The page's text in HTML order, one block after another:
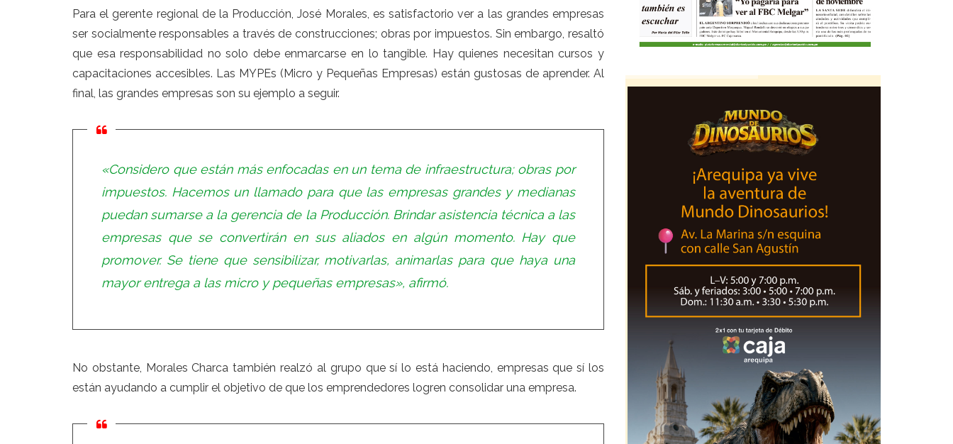
Para el gerente regional de la Producción, José Morales, es satisfactorio ver a las grandes empresas
ser socialmente responsables a través de construcciones; obras por impuestos. Sin embargo, resaltó
que esa responsabilidad no solo debe enmarcarse en lo tangible. Hay quienes necesitan cursos y
capacitaciones accesibles. Las MYPEs (Micro y Pequeñas Empresas) están gustosas de aprender. Al
final, las grandes empresas son su ejemplo a seguir.
«Considero que están más enfocadas en un tema de infraestructura; obras por
impuestos. Hacemos un llamado para que las empresas grandes y medianas
puedan sumarse a la gerencia de la Producción. Brindar asistencia técnica a las
empresas que se convertirán en sus aliados en algún momento. Hay que
promover. Se tiene que sensibilizar, motivarlas, animarlas para que haya una
mayor entrega a las micro y pequeñas empresas», afirmó.
No obstante, Morales Charca también realzó al grupo que sí lo está haciendo, empresas que sí los
están ayudando a cumplir el objetivo de que los emprendedores logren consolidar una empresa.